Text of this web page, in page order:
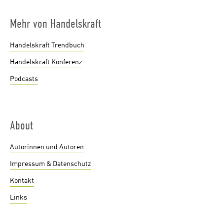
Mehr von Handelskraft
Handelskraft Trendbuch
Handelskraft Konferenz
Podcasts
About
Autorinnen und Autoren
Impressum & Datenschutz
Kontakt
Links